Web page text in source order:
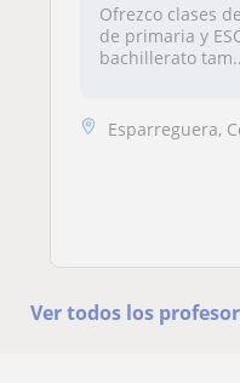
Ofrezco clases
de primaria y
bachillerato
Esparreguera,
Ver todos los